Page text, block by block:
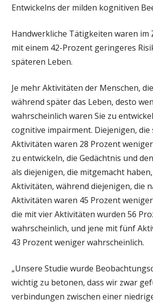
Entwickelns der milden kognitiven
Handwerkliche Tätigkeiten waren im
mit einem 42-Prozent geringeres
späteren Leben.
Je mehr Aktivitäten der Menschen,
während später das Leben, desto
wahrscheinlich waren Sie zu
cognitive impairment. Diejenigen, die
Aktivitäten waren 28 Prozent
zu entwickeln, die Gedächtnis und
als diejenigen, die mitgemacht
Aktivitäten, während diejenigen, die
Aktivitäten waren 45 Prozent
die mit vier Aktivitäten wurden 56
wahrscheinlich, und jene mit fünf
43 Prozent weniger wahrscheinlich.
„Unsere Studie wurde
wichtig zu betonen, dass wir zwar
verbindungen zwischen einer